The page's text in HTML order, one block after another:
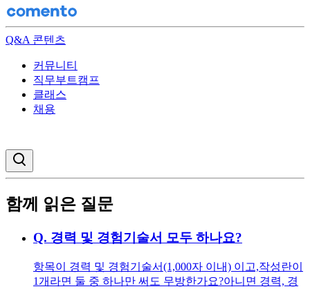
Q&A 콘텐츠
커뮤니티
직무부트캠프
클래스
채용
함께 읽은 질문
Q. 경력 및 경험기술서 모두 하나요?
항목이 경력 및 경험기술서(1,000자 이내) 이고, ​ 작성란이
1개라면 둘 중 하나만 써도 무방한가요? ​ 아니면 경력, 경